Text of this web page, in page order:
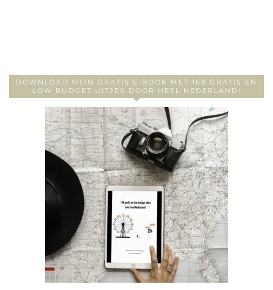
DOWNLOAD MIJN GRATIS E-BOOK MET 168 GRATIS EN
LOW BUDGET UITJES DOOR HEEL NEDERLAND!